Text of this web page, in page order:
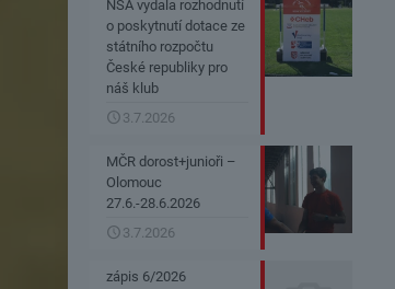
NSA vydala rozhodnutí
o poskytnutí dotace ze
státního rozpočtu
České republiky pro
náš klub
3.7.2026
MČR dorost+junioři –
Olomouc
27.6.-28.6.2026
3.7.2026
zápis 6/2026